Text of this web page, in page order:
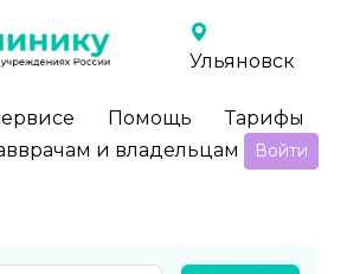
Ульяновск
Помощь
Тарифы
и владельцам
Войти